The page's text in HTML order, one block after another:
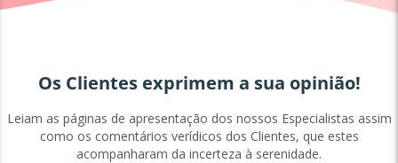
Os Clientes exprimem a sua opinião!
Leiam as páginas de apresentação dos nossos Especialistas assim
como os comentários verídicos dos Clientes, que estes
acompanharam da incerteza à serenidade.